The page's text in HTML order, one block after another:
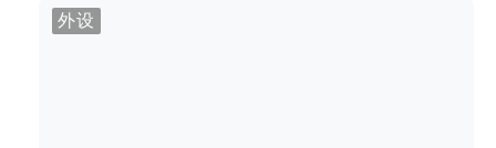
外设